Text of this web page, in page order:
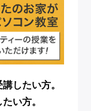
したい方。
い方。